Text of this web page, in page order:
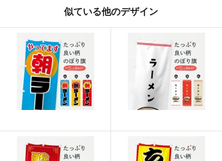
919
24 915 21960
25 913 22825
26 911 23686
27 909 24543
29 905 26245
30 902 27060
似ている他のデザイン